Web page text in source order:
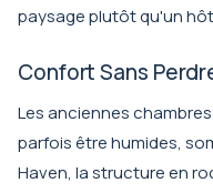
paysage plutôt qu'un
Confort Sans
Les anciennes
parfois être humides,
Haven, la structure en